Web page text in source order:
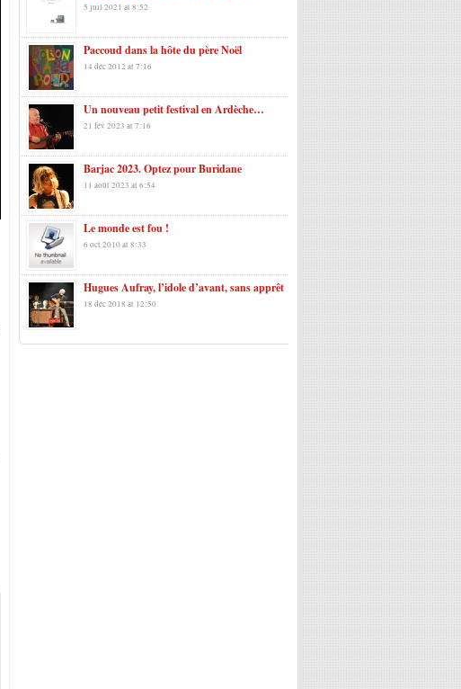
5 juil 2021 at 8:52
Paccoud dans la hôte du père Noël
14 déc 2012 at 7:16
Un nouveau petit festival en Ardèche…
21 fév 2023 at 7:16
Barjac 2023. Optez pour Buridane
11 août 2023 at 6:54
Le monde est fou !
6 oct 2010 at 8:33
Hugues Aufray, l’idole d’avant, sans apprêt
18 déc 2018 at 12:50